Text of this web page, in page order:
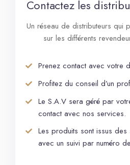
Contactez les
Un réseau de distributeurs qui
sur les différents
Prenez contact avec votre
Profitez du conseil d’un
Le S.A.V sera géré par
contact avec nos services.
Les produits sont issus
avec un suivi par numéro